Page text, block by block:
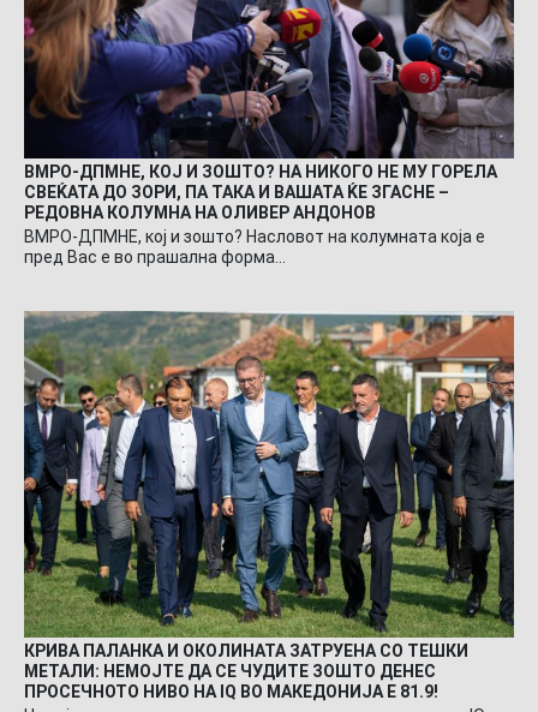
ВМРО-ДПМНЕ, КОЈ И ЗОШТО? НА НИКОГО НЕ МУ ГОРЕЛА
СВЕЌАТА ДО ЗОРИ, ПА ТАКА И ВАШАТА ЌЕ ЗГАСНЕ –
РЕДОВНА КОЛУМНА НА ОЛИВЕР АНДОНОВ
ВМРО-ДПМНЕ, кој и зошто? Насловот на колумната која е
пред Вас е во прашална форма…
КРИВА ПАЛАНКА И ОКОЛИНАТА ЗАТРУЕНА СО ТЕШКИ
МЕТАЛИ: НЕМОЈТЕ ДА СЕ ЧУДИТЕ ЗОШТО ДЕНЕС
ПРОСЕЧНОТО НИВО НА IQ ВО МАКЕДОНИЈА Е 81.9!